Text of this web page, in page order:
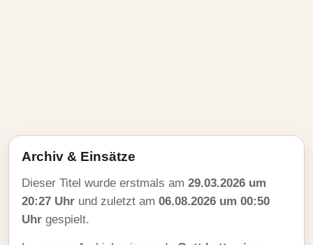
Archiv & Einsätze
Dieser Titel wurde erstmals am 29.03.2026 um
20:27 Uhr und zuletzt am 06.08.2026 um 00:50
Uhr gespielt.